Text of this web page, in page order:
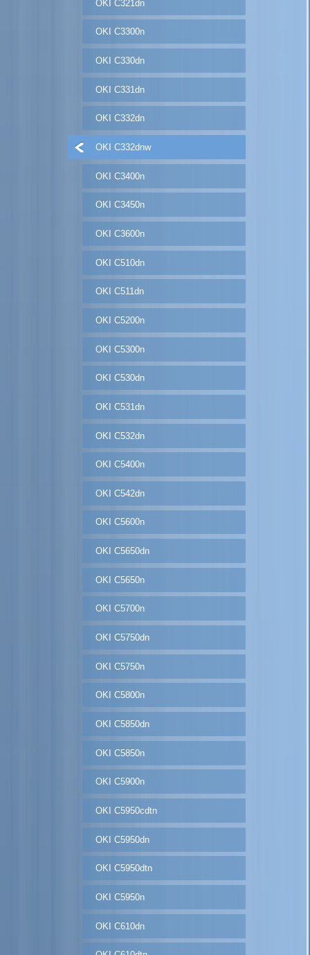
OKI C321dn
OKI C3300n
OKI C330dn
OKI C331dn
OKI C332dn
OKI C332dnw
OKI C3400n
OKI C3450n
OKI C3600n
OKI C510dn
OKI C511dn
OKI C5200n
OKI C5300n
OKI C530dn
OKI C531dn
OKI C532dn
OKI C5400n
OKI C542dn
OKI C5600n
OKI C5650dn
OKI C5650n
OKI C5700n
OKI C5750dn
OKI C5750n
OKI C5800n
OKI C5850dn
OKI C5850n
OKI C5900n
OKI C5950cdtn
OKI C5950dn
OKI C5950dtn
OKI C5950n
OKI C610dn